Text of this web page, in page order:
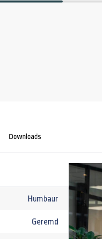
Downloads
Humbaur
Geremd